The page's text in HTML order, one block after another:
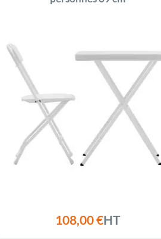
108,00 €HT